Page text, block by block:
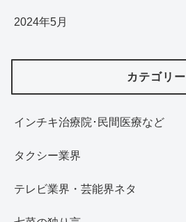
2024年5月
カテゴリー
インチキ治療院･民間医療など
タクシー業界
テレビ業界・芸能界ネタ